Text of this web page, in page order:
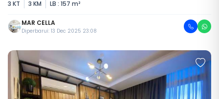
3 KT
3 KM LB : 157 m²
MAR CELLA
Diperbarui: 13 Dec 2025 23:08